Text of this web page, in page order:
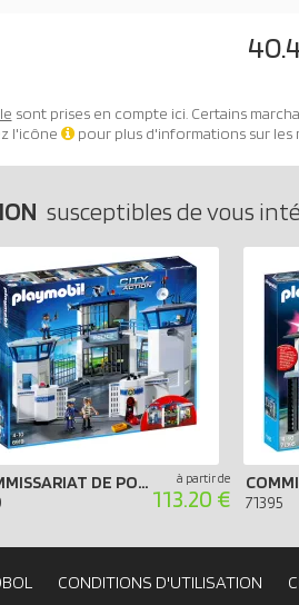
sont prises en compte ici. Certains
l'icône
pour plus d'informations sur les
susceptibles de vous
COMMISSARIAT DE POLICE AVEC PRISON à partir de
113.20 € 71395
CONDITIONS D'UTILISATION